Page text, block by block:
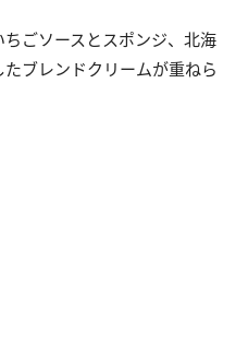
ごソースとスポンジ、北海
ブレンドクリームが重ねら